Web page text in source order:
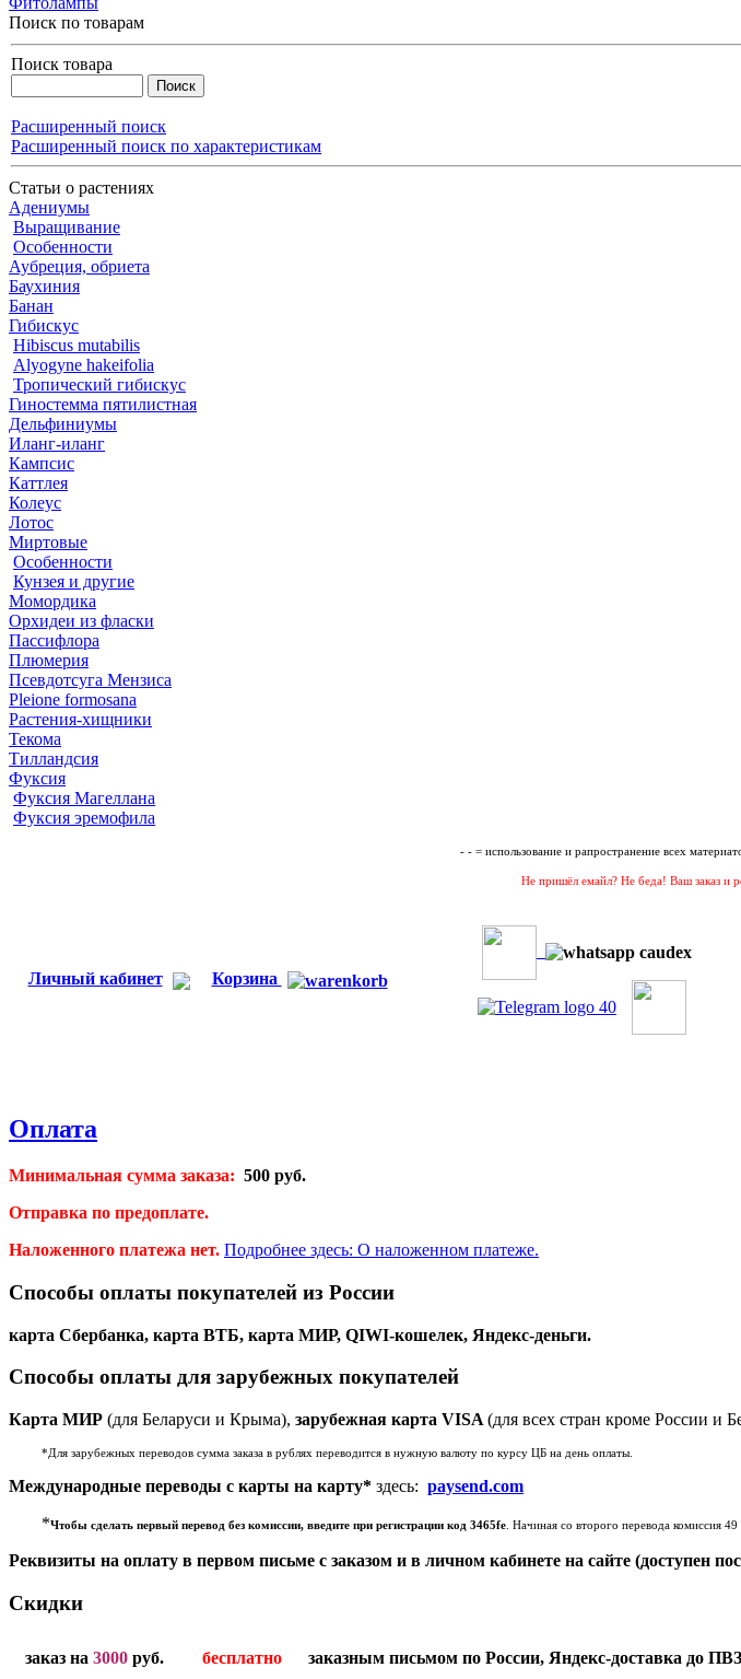
Поиск по товарам
Поиск товара
Расширенный поиск
Расширенный поиск по характеристикам
Статьи о растениях
Адениумы
Выращивание
Особенности
Аубреция, обриета
Баухиния
Банан
Гибискус
Hibiscus mutabilis
Alyogyne hakeifolia
Тропический гибискус
Гиностемма пятилистная
Дельфиниумы
Иланг-иланг
Кампсис
Каттлея
Колеус
Лотос
Миртовые
Особенности
Кунзея и другие
Момордика
Орхидеи из фласки
Пассифлора
Плюмерия
Псевдотсуга Мензиса
Pleione formosana
Растения-хищники
Текома
Тилландсия
Фуксия
Фуксия Магеллана
Фуксия эремофила
- - = использование и рапространение всех
Не пришёл емайл? Не беда! Ваш заказ и
Личный кабинет Корзина
Оплата
Минимальная сумма заказа: 500 руб.
Отправка по предоплате.
Наложенного платежа нет. Подробнее здесь: О наложенном платеже.
Способы оплаты покупателей из России
карта Сбербанка, карта ВТБ, карта МИР, QIWI-кошелек, Яндекс-деньги.
Способы оплаты для зарубежных покупателей
Карта МИР (для Беларуси и Крыма), зарубежная карта VISA (для всех стран кроме России и
*Для зарубежных переводов сумма заказа в рублях переводится в нужную валюту по курсу ЦБ на день оплаты.
Международные переводы с карты на карту* здесь: paysend.com
*Чтобы сделать первый перевод без комиссии, введите при регистрации код 3465fe . Начиная со второго перевода комиссия
Реквизиты на оплату в первом письме с заказом и в личном кабинете на сайте (доступен
Скидки
заказ на 3000 руб. бесплатно заказным письмом по России, Яндекс-доставка до ПВЗ